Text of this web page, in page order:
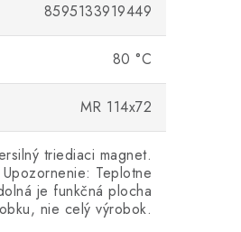
8595133919449
80 °C
MR 114x72
triediaci magnet.
Upozornenie: Teplotne
je funkčná plocha
nie celý výrobok.